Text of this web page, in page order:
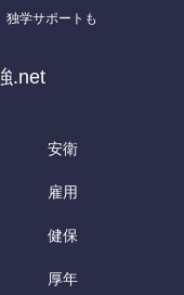
学サポートも
.net
安衛
雇用
健保
厚年